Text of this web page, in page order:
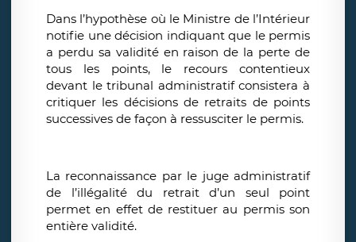
Dans l’hypothèse où le Ministre de l’Intérieur
notifie une décision indiquant que le permis
a perdu sa validité en raison de la perte de
tous les points, le recours contentieux
devant le tribunal administratif consistera à
critiquer les décisions de retraits de points
successives de façon à ressusciter le permis.
La reconnaissance par le juge administratif
de l’illégalité du retrait d’un seul point
permet en effet de restituer au permis son
entière validité.